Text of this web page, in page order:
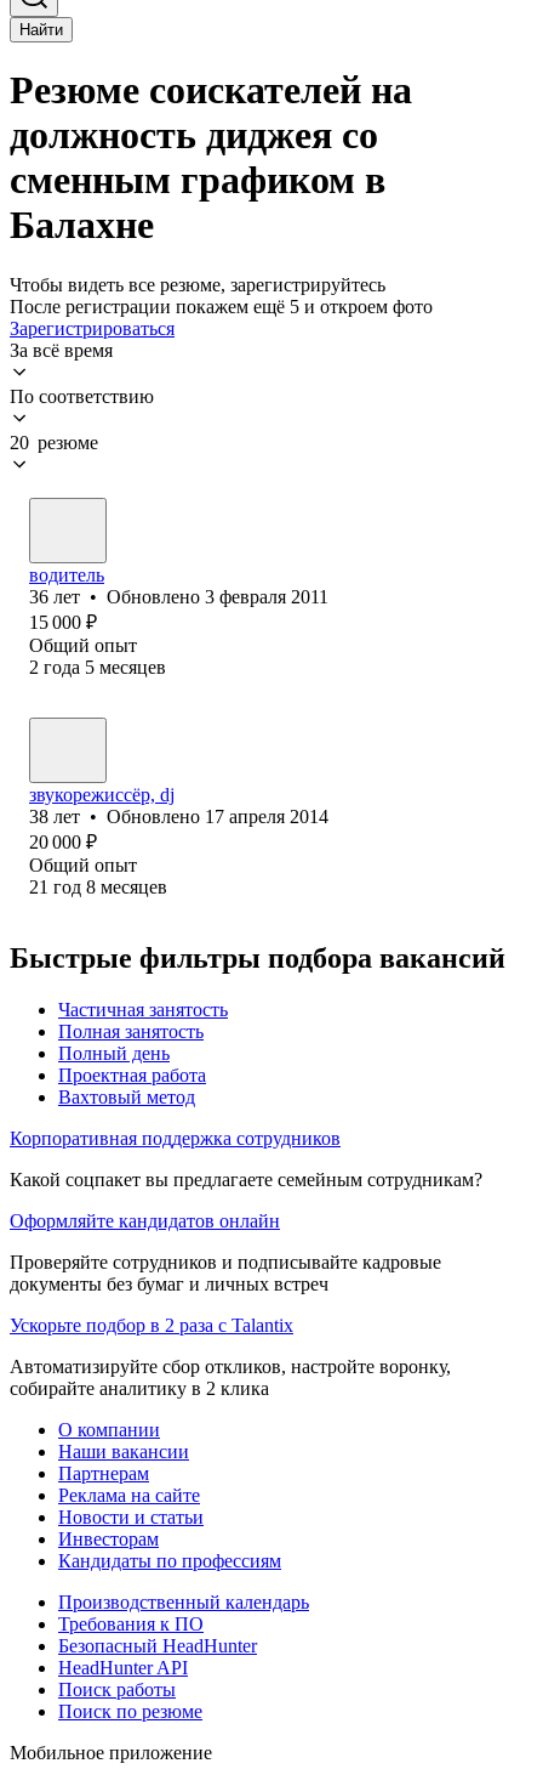
Найти
Резюме соискателей на
должность диджея со
сменным графиком в
Балахне
Чтобы видеть все резюме, зарегистрируйтесь
После регистрации покажем ещё 5 и откроем фото
Зарегистрироваться
За всё время
По соответствию
20 резюме
водитель
36 лет • Обновлено 3 февраля 2011
15 000 ₽
Общий опыт
2 года 5 месяцев
звукорежиссёр, dj
38 лет • Обновлено 17 апреля 2014
20 000 ₽
Общий опыт
21 год 8 месяцев
Быстрые фильтры подбора вакансий
Частичная занятость
Полная занятость
Полный день
Проектная работа
Вахтовый метод
Корпоративная поддержка сотрудников
Какой соцпакет вы предлагаете семейным сотрудникам?
Оформляйте кандидатов онлайн
Проверяйте сотрудников и подписывайте кадровые
документы без бумаг и личных встреч
Ускорьте подбор в 2 раза с Talantix
Автоматизируйте сбор откликов, настройте воронку,
собирайте аналитику в 2 клика
О компании
Наши вакансии
Партнерам
Реклама на сайте
Новости и статьи
Инвесторам
Кандидаты по профессиям
Производственный календарь
Требования к ПО
Безопасный HeadHunter
HeadHunter API
Поиск работы
Поиск по резюме
Мобильное приложение